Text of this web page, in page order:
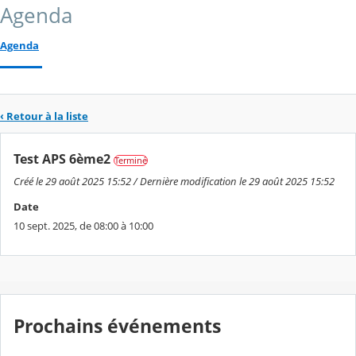
Agenda
Agenda
‹ Retour à la liste
Test APS 6ème2 Terminé
Créé le 29 août 2025 15:52 / Dernière modification le 29 août 2025 15:52
Date
10 sept. 2025, de 08:00 à 10:00
Prochains événements